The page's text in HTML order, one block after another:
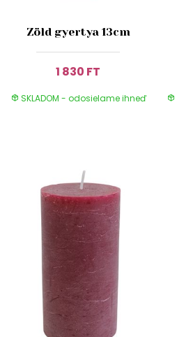
Zöld gyertya 13cm
1 830 FT
SKLADOM - odosielame ihneď